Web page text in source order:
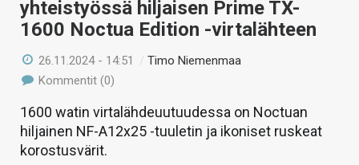
yhteistyössä hiljaisen Prime TX-
1600 Noctua Edition -virtalähteen
26.11.2024 - 14:51 /Timo Niemenmaa
Kommentit (0)
1600 watin virtalähdeuutuudessa on Noctuan
hiljainen NF-A12x25 -tuuletin ja ikoniset ruskeat
korostusvärit.